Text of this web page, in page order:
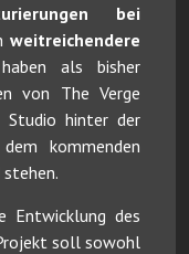
bei
weitreichendere
haben als bisher
von The Verge
Studio hinter der
kommenden
Entwicklung des
soll sowohl